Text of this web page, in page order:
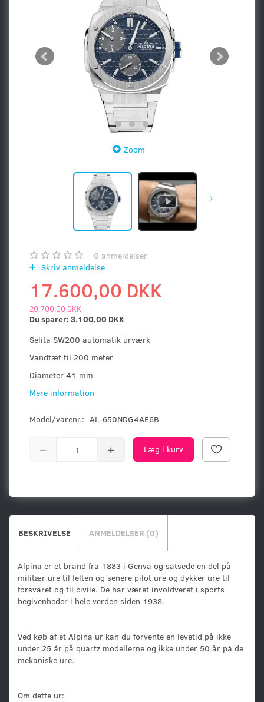
Zoom
0 anmeldelser
Skriv anmeldelse
17.600,00 DKK
20.700,00 DKK
Du sparer: 3.100,00 DKK
Selita SW200 automatik urværk
Vandtæt til 200 meter
Diameter 41 mm
Mere information
Model/varenr.: AL-650NDG4AE6B
Læg i kurv
BESKRIVELSE ANMELDELSER (0)
Alpina er et brand fra 1883 i Genva og satsede en del på
militær ure til felten og senere pilot ure og dykker ure til
forsvaret og til civile. De har været involdveret i sports
begivenheder i hele verden siden 1938.
Ved køb af et Alpina ur kan du forvente en levetid på ikke
under 25 år på quartz modellerne og ikke under 50 år på de
mekaniske ure.
Om dette ur: